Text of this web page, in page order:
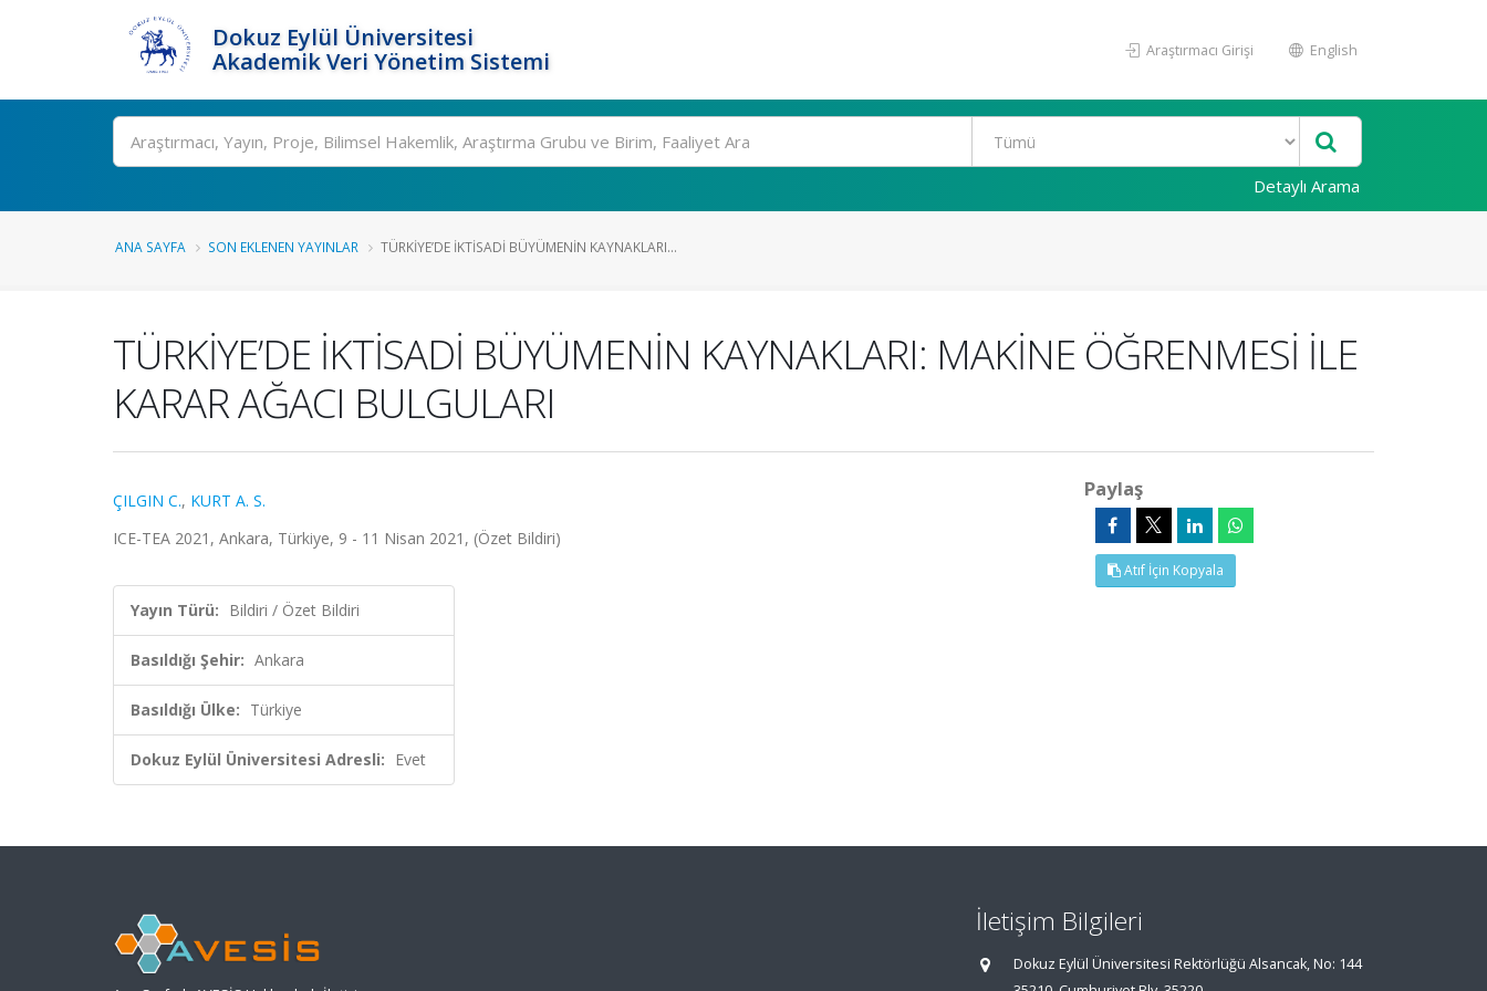
Dokuz Eylül Üniversitesi
Akademik Veri Yönetim Sistemi
Araştırmacı Girişi English
Ara
Detaylı Arama
ANA SAYFA SON EKLENEN YAYINLAR TÜRKİYE’DE İKTİSADİ BÜYÜMENİN KAYNAKLARI...
TÜRKİYE’DE İKTİSADİ BÜYÜMENİN KAYNAKLARI: MAKİNE ÖĞRENMESİ İLE
KARAR AĞACI BULGULARI
ÇILGIN C., KURT A. S.
ICE-TEA 2021, Ankara, Türkiye, 9 - 11 Nisan 2021, (Özet Bildiri)
Yayın Türü: Bildiri / Özet Bildiri
Basıldığı Şehir: Ankara
Basıldığı Ülke: Türkiye
Dokuz Eylül Üniversitesi Adresli: Evet
Paylaş
Atıf İçin Kopyala
İletişim Bilgileri
Dokuz Eylül Üniversitesi Rektörlüğü Alsancak, No: 144